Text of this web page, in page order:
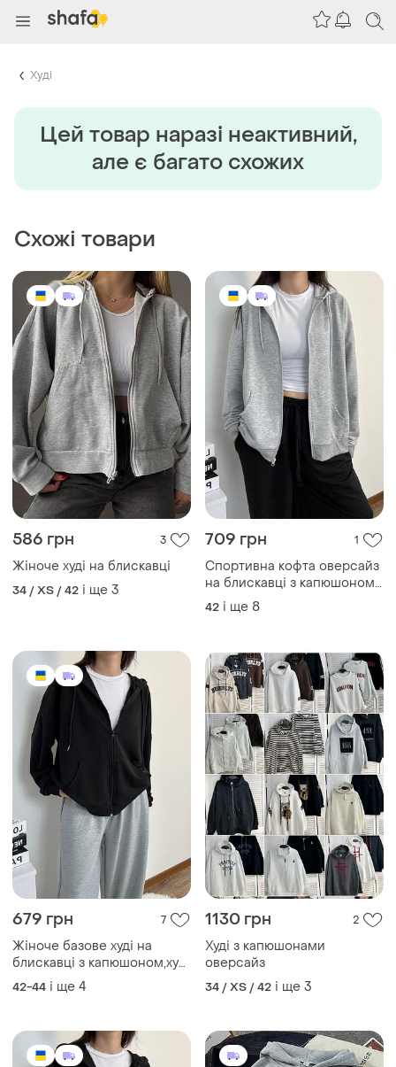
Худі
Цей товар наразi неактивний,
але є багато схожих
Схожі товари
586 грн 3
Жіноче худі на блискавці
34 / XS / 42 і ще 3
709 грн 1
Спортивна кофта оверсайз
на блискавці з капюшоном,
жіноче худі оверсайз з
капюшоном, широка кофта,
42 і ще 8
679 грн 7
Жіноче базове худі на
блискавці з капюшоном,худі
оверсайз,жіноча кофта
оверсайз
42-44 і ще 4
1130 грн 2
Худі з капюшонами
оверсайз
34 / XS / 42 і ще 3